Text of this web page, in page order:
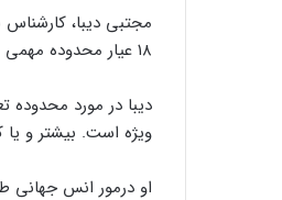
۱۸ عیار محدوده مهمی است.
ویژه است. بیشتر و یا